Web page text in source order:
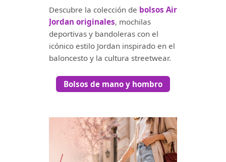
Descubre la colección de bolsos Air
Jordan originales, mochilas
deportivas y bandoleras con el
icónico estilo Jordan inspirado en el
baloncesto y la cultura streetwear.
Bolsos de mano y hombro